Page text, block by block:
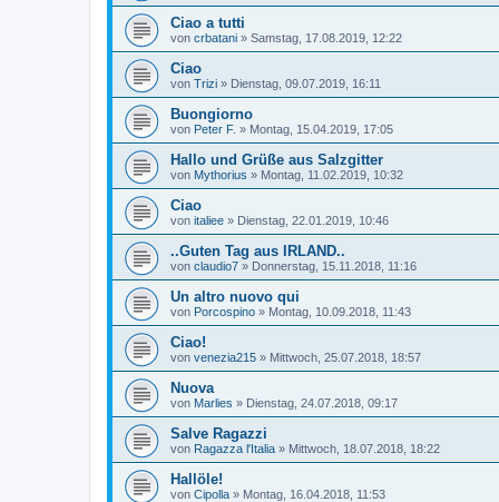
Ciao a tutti
von crbatani » Samstag, 17.08.2019, 12:22
Ciao
von Trizi » Dienstag, 09.07.2019, 16:11
Buongiorno
von Peter F. » Montag, 15.04.2019, 17:05
Hallo und Grüße aus Salzgitter
von Mythorius » Montag, 11.02.2019, 10:32
Ciao
von italiee » Dienstag, 22.01.2019, 10:46
..Guten Tag aus IRLAND..
von claudio7 » Donnerstag, 15.11.2018, 11:16
Un altro nuovo qui
von Porcospino » Montag, 10.09.2018, 11:43
Ciao!
von venezia215 » Mittwoch, 25.07.2018, 18:57
Nuova
von Marlies » Dienstag, 24.07.2018, 09:17
Salve Ragazzi
von Ragazza l'Italia » Mittwoch, 18.07.2018, 18:22
Hallöle!
von Cipolla » Montag, 16.04.2018, 11:53